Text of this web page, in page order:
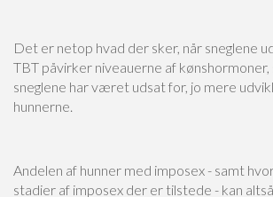
Det er netop hvad der sker, når sneglene
TBT påvirker niveauerne af kønshormoner,
sneglene har været udsat for, jo mere
hunnerne.
Andelen af hunner med imposex - samt
stadier af imposex der er tilstede - kan